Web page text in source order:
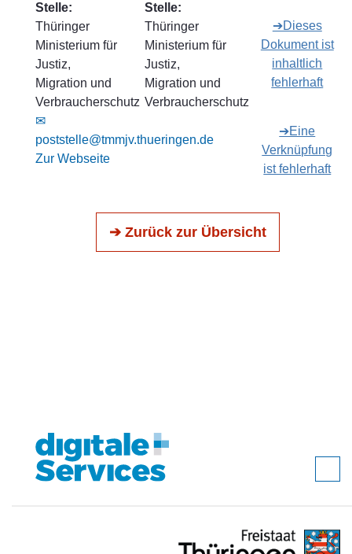
Stelle:
Thüringer
Ministerium für
Justiz,
Migration und
Verbraucherschutz
✉
poststelle@tmmjv.thueringen.de
Zur Webseite
Stelle:
Thüringer
Ministerium für
Justiz,
Migration und
Verbraucherschutz
➔Dieses
Dokument ist
inhaltlich
fehlerhaft
➔Eine
Verknüpfung
ist fehlerhaft
➔ Zurück zur Übersicht